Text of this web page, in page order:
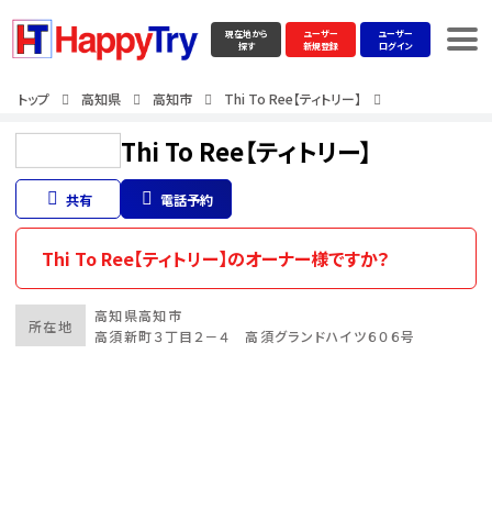
現在地から
探す
ユーザー
新規登録
ユーザー
ログイン
トップ 高知県 高知市 Thi To Ree【ティトリー】
Thi To Ree【ティトリー】
共有 電話予約
Thi To Ree【ティトリー】のオーナー様ですか？
所在地
高知県高知市
高須新町３丁目２－４ 高須グランドハイツ６０６号